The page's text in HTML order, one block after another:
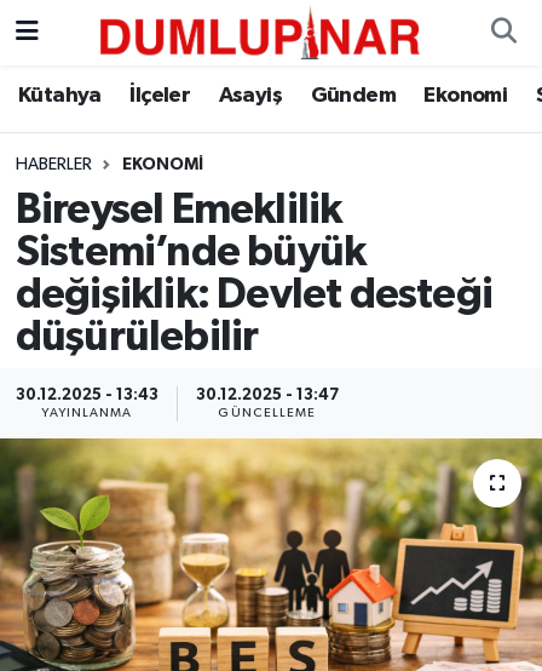
Kütahya İlçeler Asayiş Gündem Ekonomi
HABERLER EKONOMI
Bireysel Emeklilik
Sistemi’nde büyük
değişiklik: Devlet desteği
düşürülebilir
30.12.2025 - 13:43
YAYINLANMA
30.12.2025 - 13:47
GÜNCELLEME
Asayiş
Diğer
Dünya
Eğitim
Ekonomi
Eleman
Emlak
Gündem
Haber
Haber İlanlar
Kütahya Hava Durumu
Kütahya Trafik Yoğunluk Haritası
Süper Lig Puan Durumu ve Fikstür
Tüm Manşetler
Son Dakika Haberleri
Haber Arşivi